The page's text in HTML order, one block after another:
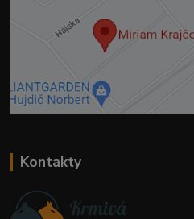
Kontakty